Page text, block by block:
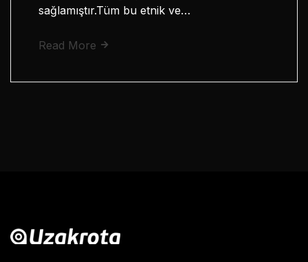
sağlamıştır.Tüm bu etnik ve…
Read More